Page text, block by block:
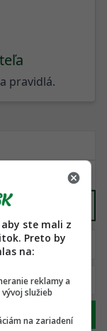
pravidlá.
aby ste mali z
Preto by
na:
reklamy a
služieb
na zariadení